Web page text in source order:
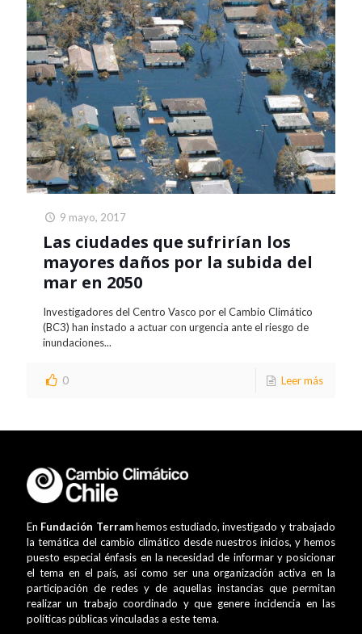
9 mayo, 2017
Las ciudades que sufrirían los
mayores daños por la subida del
mar en 2050
Investigadores del Centro Vasco por el Cambio Climático
(BC3) han instado a actuar con urgencia ante el riesgo de
inundaciones...
0 Leer más
En Fundación Terramhemos estudiado, investigado y trabajado
la temática del cambio climático desde nuestros inicios, y hemos
puesto especial énfasis en la necesidad de informar y posicionar
el tema en el país, así como ser una organización activa en la
participación de redes y de aquellas instancias que permitan
realizar un trabajo coordinado y que genere incidencia en las
políticas públicas vinculadas a este tema.